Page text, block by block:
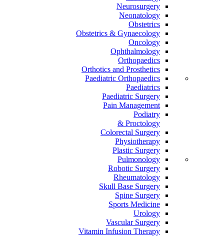
Neurosurgery
Neonatology
Obstetrics
Obstetrics & Gynaecology
Oncology
Ophthalmology
Orthopaedics
Orthotics and Prosthetics
Paediatric Orthopaedics
Paediatrics
Paediatric Surgery
Pain Management
Podiatry
Proctology &
Colorectal Surgery
Physiotherapy
Plastic Surgery
Pulmonology
Robotic Surgery
Rheumatology
Skull Base Surgery
Spine Surgery
Sports Medicine
Urology
Vascular Surgery
Vitamin Infusion Therapy